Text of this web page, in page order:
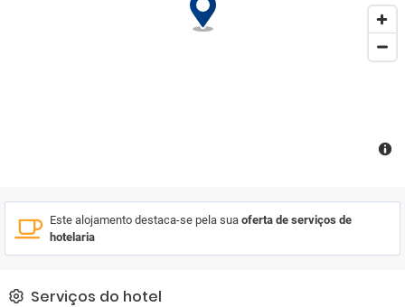
Este alojamento destaca-se pela sua oferta de serviços de
hotelaria
Serviços do hotel